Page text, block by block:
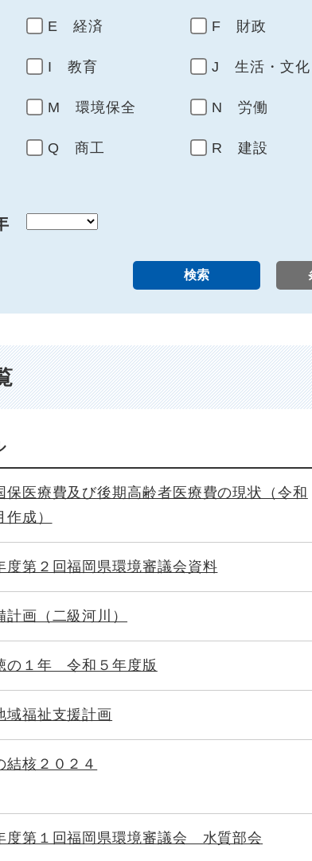
E 経済 F 財政
I 教育 J 生活・文化
M 環境保全 N 労働
Q 商工 R 建設
保医療費及び後期高齢者医療費の現状（令和
作成）
度第２回福岡県環境審議会資料
計画（二級河川）
の１年 令和５年度版
域福祉支援計画
結核２０２４
度第１回福岡県環境審議会 水質部会